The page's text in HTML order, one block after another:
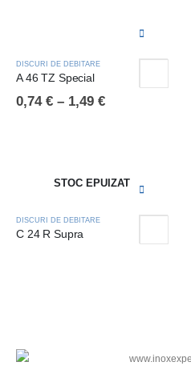
DISCURI DE DEBITARE
A 46 TZ Special
0,74 € – 1,49 €
STOC EPUIZAT
DISCURI DE DEBITARE
C 24 R Supra